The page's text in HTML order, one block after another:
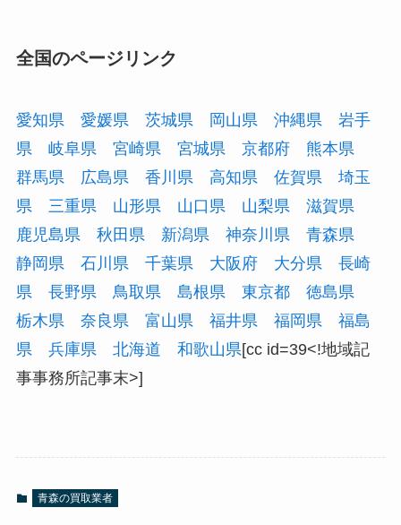
全国のページリンク
愛知県 愛媛県 茨城県 岡山県 沖縄県
岩手
県
岐阜県 宮崎県 宮城県 京都府
熊本県
群馬県
広島県 香川県 高知県 佐賀県
埼玉
県
三重県 山形県 山口県 山梨県
滋賀県
鹿児島県
秋田県 新潟県 神奈川県
青森県
静岡県
石川県 千葉県 大阪府 大分県
長崎
県
長野県 鳥取県 島根県 東京都
徳島県
栃木県
奈良県 富山県 福井県 福岡県
福島
県
兵庫県 北海道 和歌山県[cc id=39<!地域記
事事務所記事末>]
青森の買取業者